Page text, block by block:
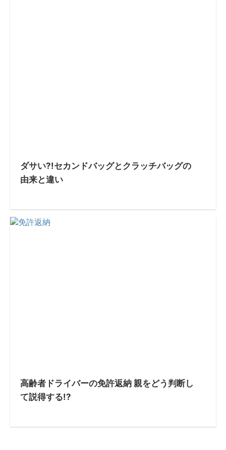
ダサい?!セカンドバッグとクラッチバッグの
由来と違い
高齢者ドライバーの免許返納 親をどう判断し
て説得する!?